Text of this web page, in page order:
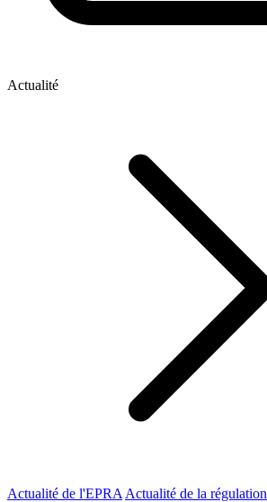
Actualité
Actualité de l'EPRA Actualité de la régulation